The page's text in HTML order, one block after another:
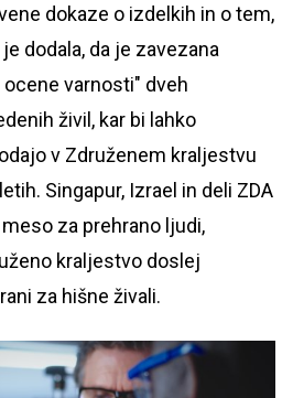
dokaze o izdelkih in o tem,
dodala, da je zavezana
varnosti" dveh
živil, kar bi lahko
v Združenem kraljestvu
Singapur, Izrael in deli ZDA
za prehrano ljudi,
kraljestvo doslej
za hišne živali.